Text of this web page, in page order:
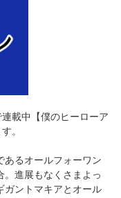
載中【僕のヒーローア
。
あるオールフォーワン
。進展もなくさまよっ
ガントマキアとオール